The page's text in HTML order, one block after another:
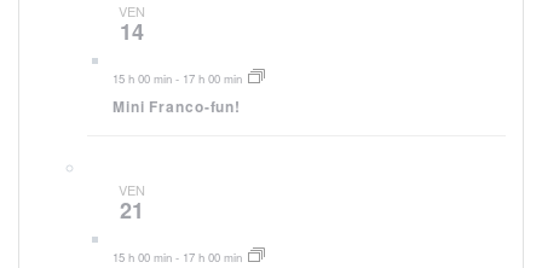
VEN
14
15 h 00 min - 17 h 00 min
Mini Franco-fun!
VEN
21
15 h 00 min - 17 h 00 min